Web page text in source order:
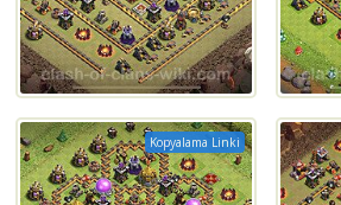
Kopyalama Linki